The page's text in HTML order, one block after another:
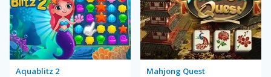
Aquablitz 2 Mahjong Quest